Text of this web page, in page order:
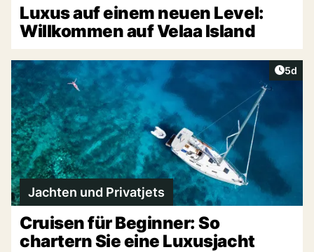
Luxus auf einem neuen Level:
Willkommen auf Velaa Island
5d
Jachten und Privatjets
Cruisen für Beginner: So
chartern Sie eine Luxusjacht